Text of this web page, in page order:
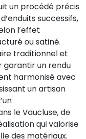
un procédé précis
successifs,
l’effet
ou satiné.
traditionnel et
garantir un rendu
harmonisé avec
un artisan
le Vaucluse, de
qui valorise
des matériaux.